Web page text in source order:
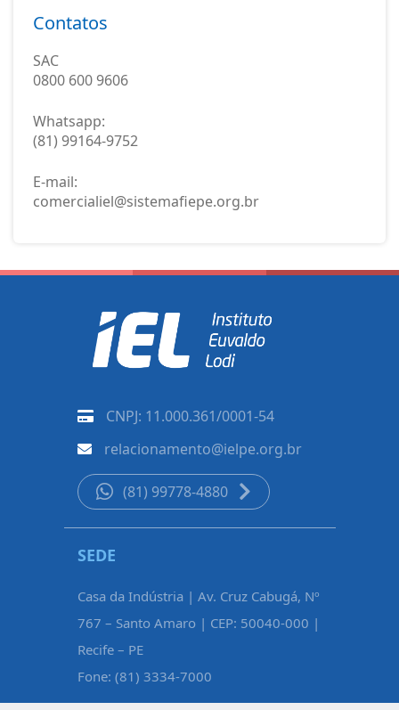
Contatos
SAC
0800 600 9606
Whatsapp:
(81) 99164-9752
E-mail:
comercialiel@sistemafiepe.org.br
CNPJ: 11.000.361/0001-54
relacionamento@ielpe.org.br
(81) 99778-4880
SEDE
Casa da Indústria | Av. Cruz Cabugá, Nº
767 – Santo Amaro | CEP: 50040-000 |
Recife – PE
Fone: (81) 3334-7000